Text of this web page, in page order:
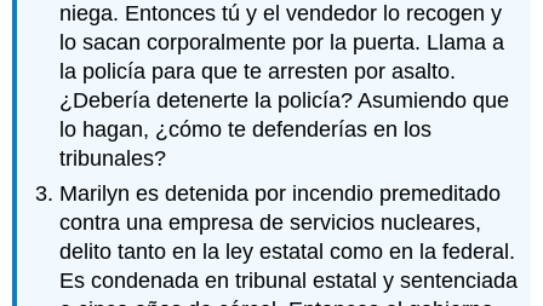
niega. Entonces tú y el vendedor lo recogen y
lo sacan corporalmente por la puerta. Llama a
la policía para que te arresten por asalto.
¿Debería detenerte la policía? Asumiendo que
lo hagan, ¿cómo te defenderías en los
tribunales?
Marilyn es detenida por incendio premeditado
contra una empresa de servicios nucleares,
delito tanto en la ley estatal como en la federal.
Es condenada en tribunal estatal y sentenciada